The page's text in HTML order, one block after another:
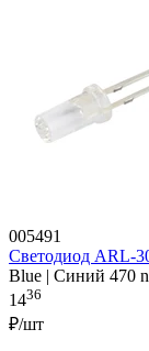
005491
Светодиод ARL-
Blue | Синий 470
1436
₽/шт